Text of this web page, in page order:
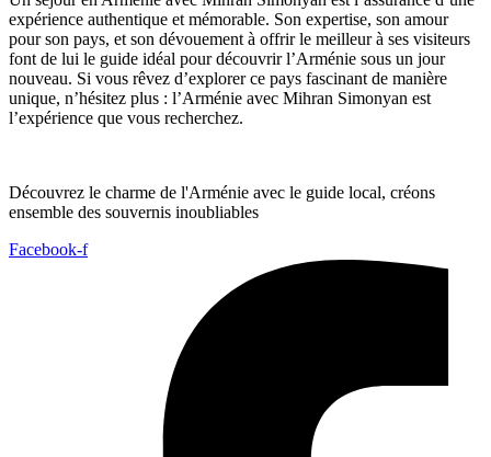
expérience authentique et mémorable. Son expertise, son amour
pour son pays, et son dévouement à offrir le meilleur à ses visiteurs
font de lui le guide idéal pour découvrir l’Arménie sous un jour
nouveau. Si vous rêvez d’explorer ce pays fascinant de manière
unique, n’hésitez plus : l’Arménie avec Mihran Simonyan est
l’expérience que vous recherchez.
Découvrez le charme de l'Arménie avec le guide local, créons
ensemble des souvernis inoubliables
Facebook-f